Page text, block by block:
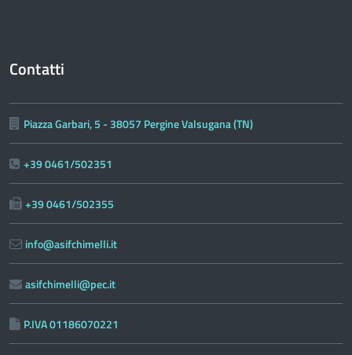
Contatti
Piazza Garbari, 5 - 38057 Pergine Valsugana (TN)
+39 0461/502351
+39 0461/502355
info@asifchimelli.it
asifchimelli@pec.it
P.IVA 01186070221